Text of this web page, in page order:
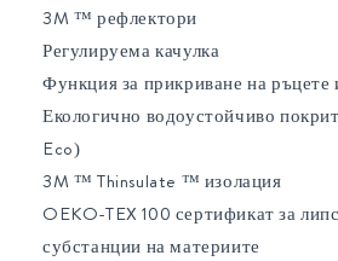
3M ™ рефлектори
Регулируема качулка
Функция за прикриване на ръцете
Екологично водоустойчиво
Eco)
3M ™ Thinsulate ™ изолация
OEKO-TEX 100 сертификат за
субстанции на материите